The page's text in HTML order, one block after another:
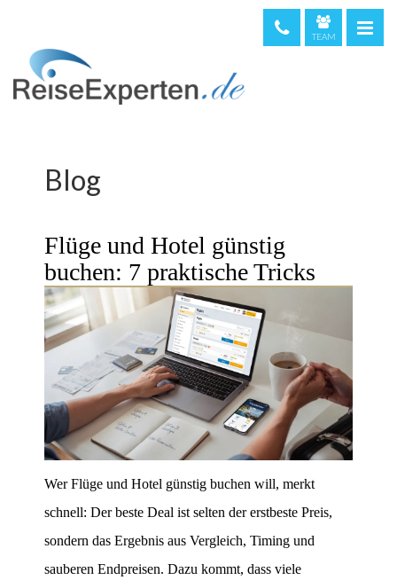
TEAM
Blog
Flüge und Hotel günstig
buchen: 7 praktische Tricks
Wer Flüge und Hotel günstig buchen will, merkt
schnell: Der beste Deal ist selten der erstbeste Preis,
sondern das Ergebnis aus Vergleich, Timing und
sauberen Endpreisen. Dazu kommt, dass viele